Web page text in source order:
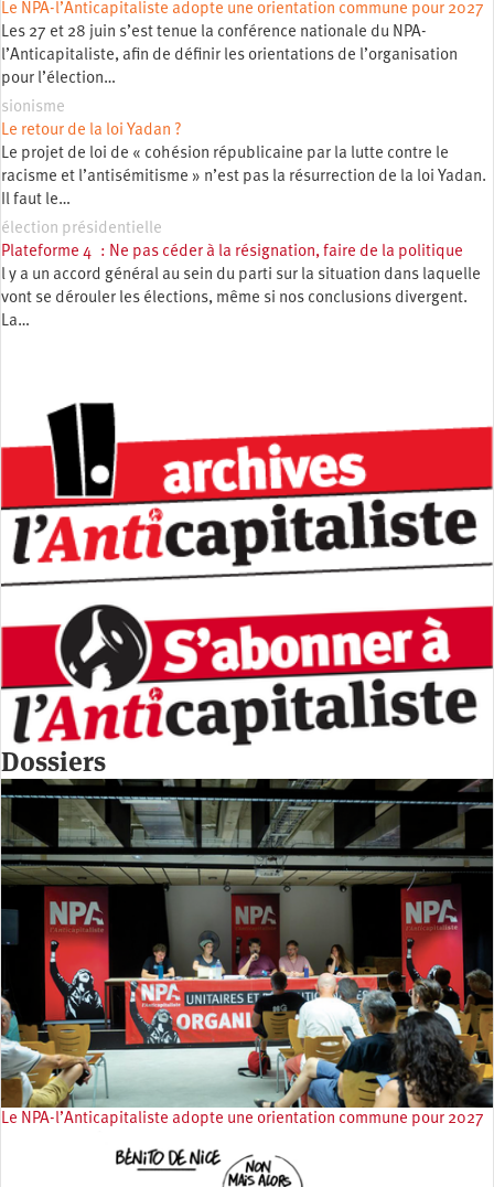
Le NPA-l’Anticapitaliste adopte une orientation commune pour 2027
Les 27 et 28 juin s’est tenue la conférence nationale du NPA-
l’Anticapitaliste, afin de définir les orientations de l’organisation
pour l’élection…
sionisme
Le retour de la loi Yadan ?
Le projet de loi de « cohésion républicaine par la lutte contre le
racisme et l’antisémitisme » n’est pas la résurrection de la loi Yadan.
Il faut le…
élection présidentielle
Plateforme 4 : Ne pas céder à la résignation, faire de la politique
l y a un accord général au sein du parti sur la situation dans laquelle
vont se dérouler les élections, même si nos conclusions divergent.
La…
Dossiers
Le NPA-l’Anticapitaliste adopte une orientation commune pour 2027